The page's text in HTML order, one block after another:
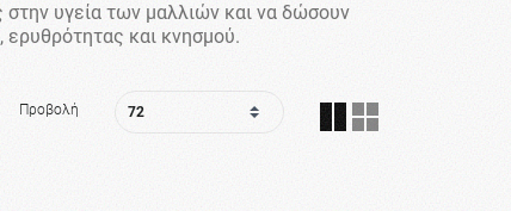
υγεία των μαλλιών και να δώσουν
ερυθρότητας και κνησμού.
Προβολή